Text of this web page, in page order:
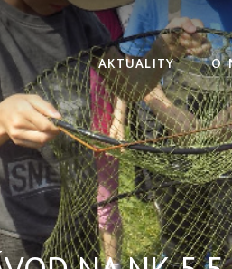
AKTUALITY O